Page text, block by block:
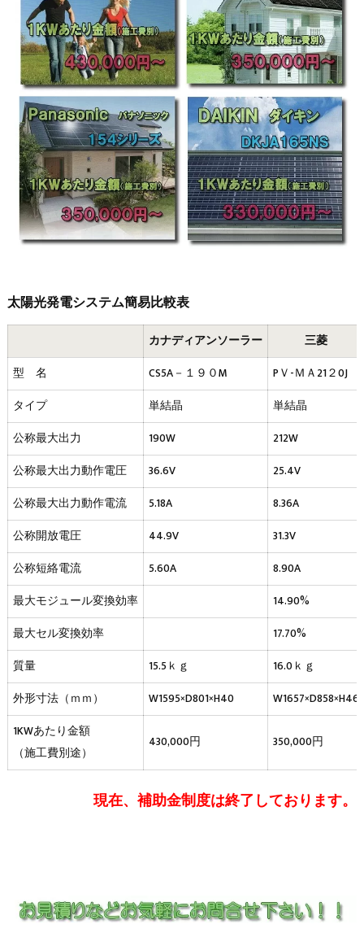
太陽光発電システム簡易比較表
カナディアンソーラー
三菱
型 名
CS5A－１９０M
PＶ-ＭＡ21２0J
タイプ
単結晶
単結晶
公称最大出力
190W
212W
公称最大出力動作電圧
36.6V
25.4V
公称最大出力動作電流
5.18A
8.36A
公称開放電圧
44.9V
31.3V
公称短絡電流
5.60A
8.90A
最大モジュール変換効率
14.90%
最大セル変換効率
17.70%
質量
15.5ｋｇ
16.0ｋｇ
外形寸法（ｍｍ）
W1595×D801×H40
W1657×D858×H46
1KWあたり金額
（施工費別途）
430,000円 350,000円
現在、補助金制度は終了しております。